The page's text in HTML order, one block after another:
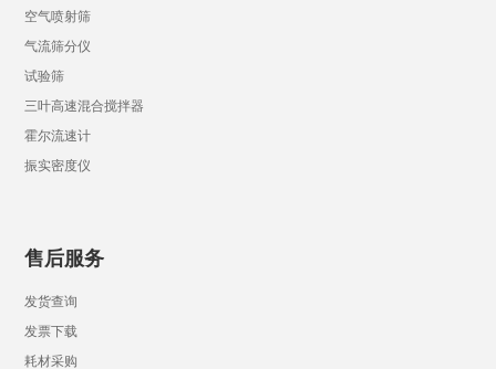
空气喷射筛
气流筛分仪
试验筛
三叶高速混合搅拌器
霍尔流速计
振实密度仪
售后服务
发货查询
发票下载
耗材采购